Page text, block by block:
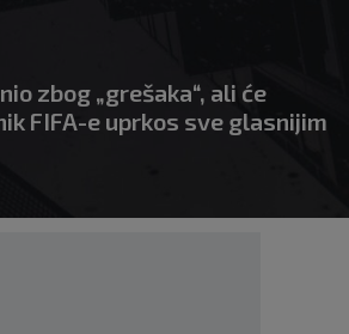
zbog „grešaka“, ali će
FIFA-e uprkos sve glasnijim